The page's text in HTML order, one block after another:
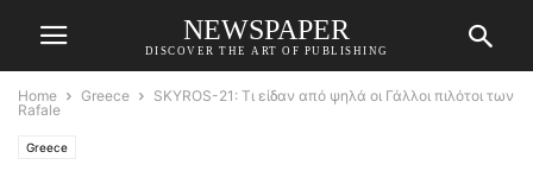
NEWSPAPER
DISCOVER THE ART OF PUBLISHING
Home Greece
SKYROS-21: Τι είδαν από ψηλά οι Γάλλοι πιλότοι των
Rafale
Greece